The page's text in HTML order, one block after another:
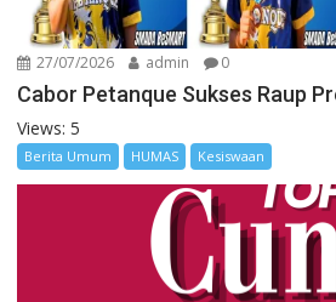
27/07/2026 admin 0
Cabor Petanque Sukses Raup
Views: 5
Berita Umum HUMAS Kesiswaan